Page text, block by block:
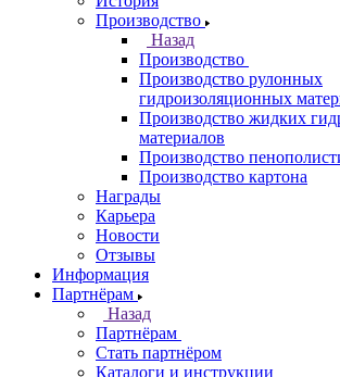
Производство
Назад
Производство
Производство рулонных
гидроизоляционных
Производство жидких
материалов
Производство
Производство картона
Награды
Карьера
Новости
Отзывы
Информация
Партнёрам
Назад
Партнёрам
Стать партнёром
Каталоги и инструкции